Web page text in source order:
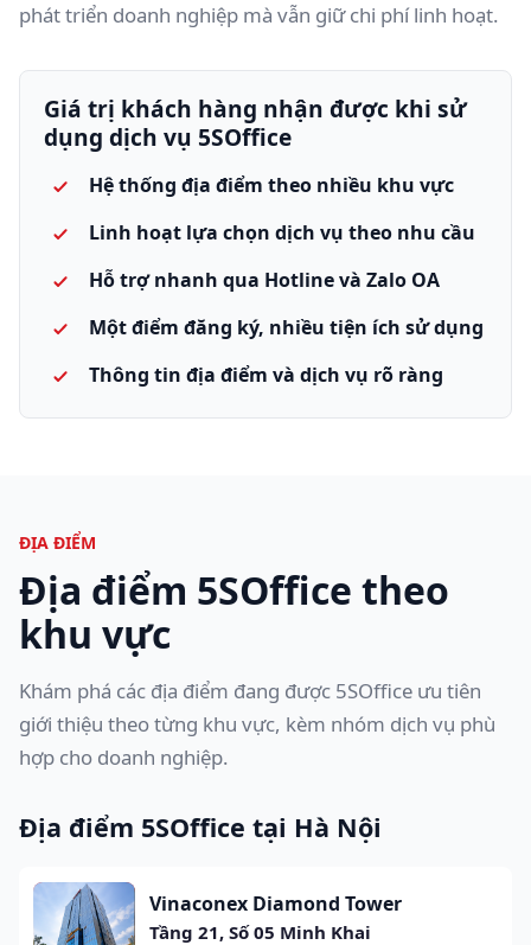
phát triển doanh nghiệp mà vẫn giữ chi phí linh hoạt.
Giá trị khách hàng nhận được khi sử
dụng dịch vụ 5SOffice
Hệ thống địa điểm theo nhiều khu vực
Linh hoạt lựa chọn dịch vụ theo nhu cầu
Hỗ trợ nhanh qua Hotline và Zalo OA
Một điểm đăng ký, nhiều tiện ích sử dụng
Thông tin địa điểm và dịch vụ rõ ràng
ĐỊA ĐIỂM
Địa điểm 5SOffice theo
khu vực
Khám phá các địa điểm đang được 5SOffice ưu tiên
giới thiệu theo từng khu vực, kèm nhóm dịch vụ phù
hợp cho doanh nghiệp.
Địa điểm 5SOffice tại Hà Nội
Vinaconex Diamond Tower
Tầng 21, Số 05 Minh Khai